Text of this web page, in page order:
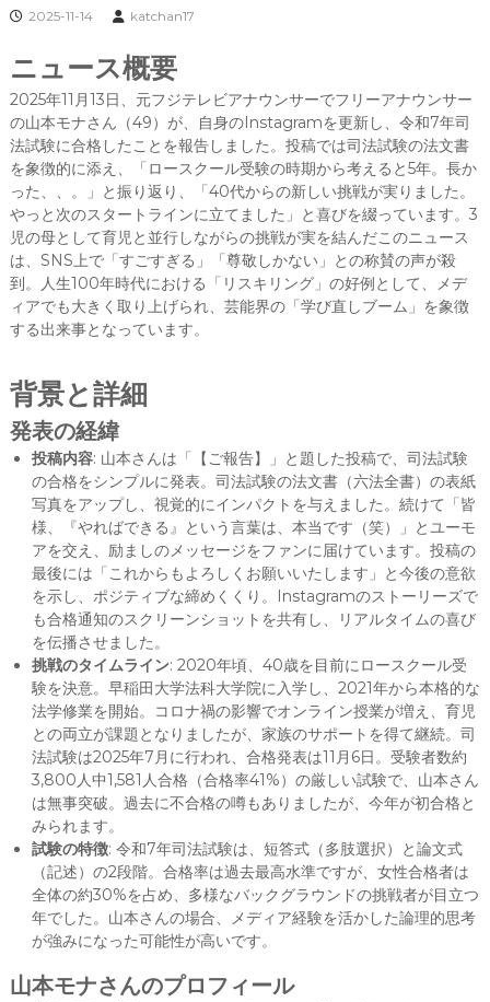
2025-11-14 katchan17
ニュース概要
2025年11月13日、元フジテレビアナウンサーでフリーアナウンサー
の山本モナさん（49）が、自身のInstagramを更新し、令和7年司
法試験に合格したことを報告しました。投稿では司法試験の法文書
を象徴的に添え、「ロースクール受験の時期から考えると5年。長か
った、、。」と振り返り、「40代からの新しい挑戦が実りました。
やっと次のスタートラインに立てました」と喜びを綴っています。3
児の母として育児と並行しながらの挑戦が実を結んだこのニュース
は、SNS上で「すごすぎる」「尊敬しかない」との称賛の声が殺
到。人生100年時代における「リスキリング」の好例として、メデ
ィアでも大きく取り上げられ、芸能界の「学び直しブーム」を象徴
する出来事となっています。
背景と詳細
発表の経緯
投稿内容: 山本さんは「【ご報告】」と題した投稿で、司法試験
の合格をシンプルに発表。司法試験の法文書（六法全書）の表紙
写真をアップし、視覚的にインパクトを与えました。続けて「皆
様、『やればできる』という言葉は、本当です（笑）」とユーモ
アを交え、励ましのメッセージをファンに届けています。投稿の
最後には「これからもよろしくお願いいたします」と今後の意欲
を示し、ポジティブな締めくくり。Instagramのストーリーズで
も合格通知のスクリーンショットを共有し、リアルタイムの喜び
を伝播させました。
挑戦のタイムライン: 2020年頃、40歳を目前にロースクール受
験を決意。早稲田大学法科大学院に入学し、2021年から本格的な
法学修業を開始。コロナ禍の影響でオンライン授業が増え、育児
との両立が課題となりましたが、家族のサポートを得て継続。司
法試験は2025年7月に行われ、合格発表は11月6日。受験者数約
3,800人中1,581人合格（合格率41%）の厳しい試験で、山本さん
は無事突破。過去に不合格の噂もありましたが、今年が初合格と
みられます。
試験の特徴: 令和7年司法試験は、短答式（多肢選択）と論文式
（記述）の2段階。合格率は過去最高水準ですが、女性合格者は
全体の約30%を占め、多様なバックグラウンドの挑戦者が目立つ
年でした。山本さんの場合、メディア経験を活かした論理的思考
が強みになった可能性が高いです。
山本モナさんのプロフィール